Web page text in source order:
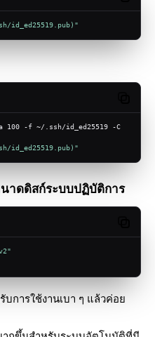
id_ed25519.pub) "
id_ed25519.pub) "
าดดิสก์ระบบปฏิบัติการ
บการใช้งานเบา ๆ แล้วค่อย